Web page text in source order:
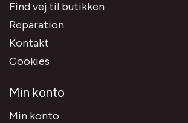
Find vej til butikken
Reparation
Kontakt
Cookies
Min konto
Min konto